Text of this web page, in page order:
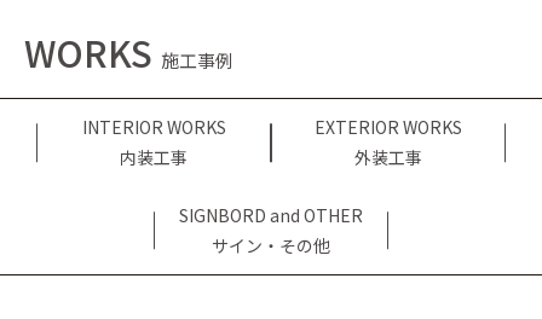
WORKS 施工事例
INTERIOR WORKS
内装工事
EXTERIOR WORKS
外装工事
SIGNBORD and OTHER
サイン・その他